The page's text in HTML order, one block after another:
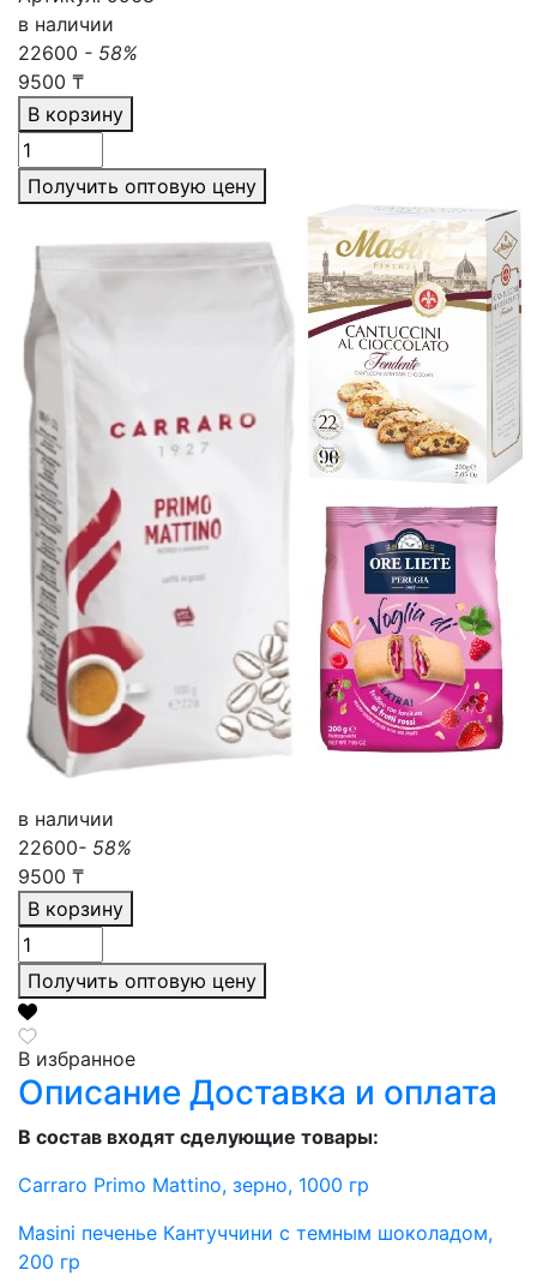
в наличии
22600 - 58%
9500 ₸
В корзину
Получить оптовую цену
в наличии
22600- 58%
9500 ₸
В корзину
Получить оптовую цену
В избранное
Описание Доставка и оплата
В состав входят сделующие товары:
Carraro Primo Mattino, зерно, 1000 гр
Masini печенье Кантуччини с темным шоколадом,
200 гр